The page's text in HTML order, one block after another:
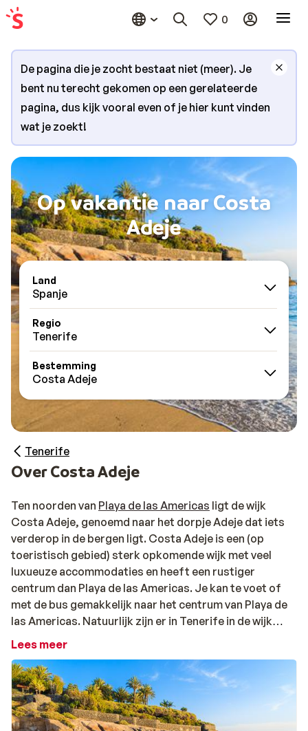
0
De pagina die je zocht bestaat niet (meer). Je
bent nu terecht gekomen op een gerelateerde
pagina, dus kijk vooral even of je hier kunt vinden
wat je zoekt!
Op vakantie naar Costa
Adeje
Land
Spanje
Regio
Tenerife
Bestemming
Costa Adeje
Tenerife
Over Costa Adeje
Ten noorden van Playa de las Americas ligt de wijk
Costa Adeje, genoemd naar het dorpje Adeje dat iets
verderop in de bergen ligt. Costa Adeje is een (op
toeristisch gebied) sterk opkomende wijk met veel
luxueuze accommodaties en heeft een rustiger
centrum dan Playa de las Americas. Je kan te voet of
met de bus gemakkelijk naar het centrum van Playa de
las Americas. Natuurlijk zijn er in Tenerife in de wijk
Costa Adeje mooie stranden zoals het alom bekende
Lees meer